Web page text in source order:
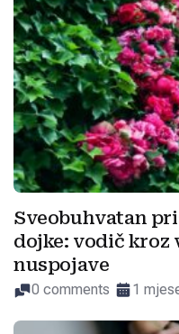
Sveobuhvatan
dojke: vodič kroz
nuspojave
0 comments 1